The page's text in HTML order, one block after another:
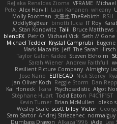
ReJ aka Renaldas Zioma VFRAME
Pete Alex Harvill Lauri Kananen wheany
Molly Footman 大重生-TheRebirth
OddlyBigBear binotti lucia IT Roy
A. Stan Konowitz Talii Bruce Matthews
blendFX Petr O Michael Vick Seth // Gone
Michael Tedder Krystal Camprubi
Mark Mazaitis Jeff The Sarah Hirsch
Taylor Galen Kadee Steven Ekholm
Sarah Wiener Andrew Faithfull
Resilient Picture Company Almighty
Jose Nario
ELITECAD Nick Storey
Jan Oliver Koch Reggie Storm Dan Repp
Kai Honeck Íkara Psychosadistic Algot
Stéphane Huart Todd Eaton P4C1F15T
Kevin Turner Brian McMullen oleko
Wesley Scafe scott bilby Victor
Sam Sartor Andrej Striezenec normalguy
Dumbass Dragon Alkaza1996 jAde Lea